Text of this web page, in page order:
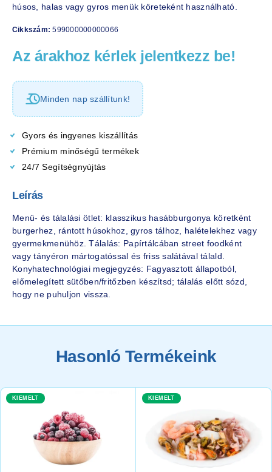
húsos, halas vagy gyros menük köreteként használható.
Cikkszám:599000000000066
Az árakhoz kérlek jelentkezz be!
Minden nap szállítunk!
Gyors és ingyenes kiszállítás
Prémium minőségű termékek
24/7 Segítségnyújtás
Leírás
Menü- és tálalási ötlet: klasszikus hasábburgonya köretként
burgerhez, rántott húsokhoz, gyros tálhoz, halételekhez vagy
gyermekmenühöz. Tálalás: Papírtálcában street foodként
vagy tányéron mártogatóssal és friss salátával tálald.
Konyhatechnológiai megjegyzés: Fagyasztott állapotból,
előmelegített sütőben/fritőzben készítsd; tálalás előtt sózd,
hogy ne puhuljon vissza.
Hasonló Termékeink
KIEMELT KIEMELT